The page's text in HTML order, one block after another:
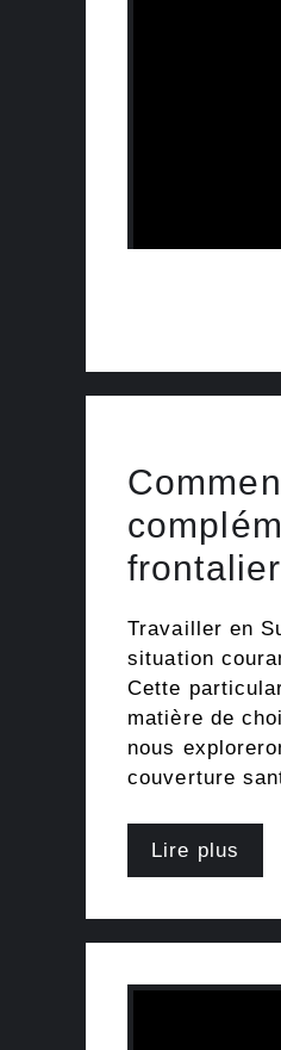
Travailler en
situation
Cette
matière de
nous
couverture
Lire plus